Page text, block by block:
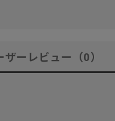
ザーレビュー （0）